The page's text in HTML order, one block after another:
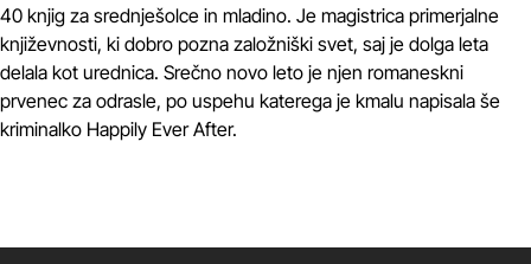
40 knjig za srednješolce in mladino. Je magistrica primerjalne
književnosti, ki dobro pozna založniški svet, saj je dolga leta
delala kot urednica. Srečno novo leto je njen romaneskni
prvenec za odrasle, po uspehu katerega je kmalu napisala še
kriminalko Happily Ever After.